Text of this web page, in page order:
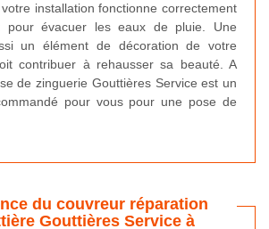
installation fonctionne correctement
pour évacuer les eaux de pluie. Une
un élément de décoration de votre
contribuer à rehausser sa beauté. A
de zinguerie Gouttières Service est un
pour vous pour une pose de
du couvreur réparation
Gouttières Service à